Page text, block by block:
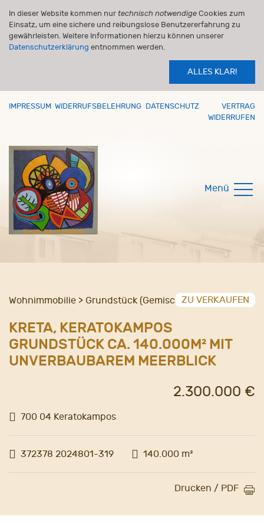
In dieser Website kommen nur technisch notwendige Cookies zum
Einsatz, um eine sichere und reibungslose Benutzererfahrung zu
gewährleisten. Weitere Informationen hierzu können unserer
Datenschutzerklärung entnommen werden.
ALLES KLAR!
IMPRESSUM WIDERRUFSBELEHRUNG DATENSCHUTZ
VERTRAG
WIDERRUFEN
Menü
Wohnimmobilie > Grundstück (Gemischt)ZU VERKAUFEN
KRETA, KERATOKAMPOS
GRUNDSTÜCK CA. 140.000M² MIT
UNVERBAUBAREM MEERBLICK
700 04 Keratokampos
2.300.000 €
372378 2024801-319 140.000 m²
Drucken / PDF